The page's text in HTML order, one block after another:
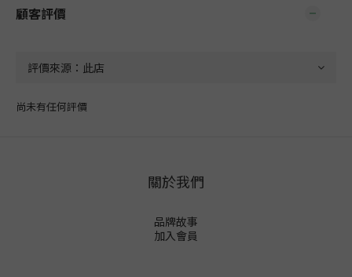
顧客評價
尚未有任何評價
關於我們
品牌故事
加入會員